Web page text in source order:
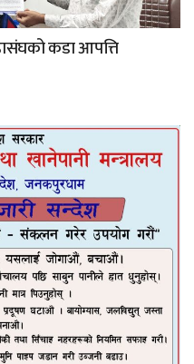
कडा आपत्ति